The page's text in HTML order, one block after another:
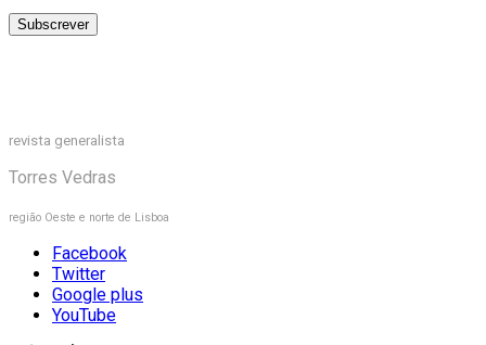
revista generalista
Torres Vedras
região Oeste e norte de Lisboa
Facebook
Twitter
Google plus
YouTube